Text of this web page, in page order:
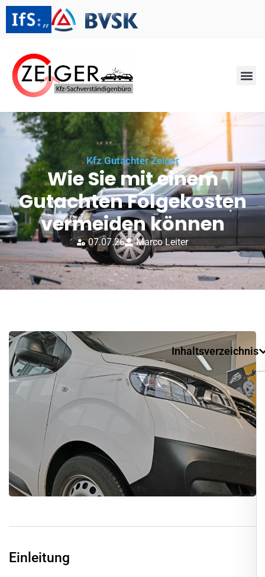
Kfz Gutachter Zeiger
Wie Sie mit einem
Gutachten Folgekosten
vermeiden können
07.07.26 Marco Leiter
Einleitung
Inhaltsverzeichnis